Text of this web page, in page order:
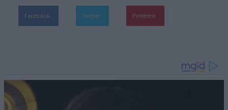
Facebook Twitter Pinterest